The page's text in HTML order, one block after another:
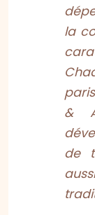
la
&
de